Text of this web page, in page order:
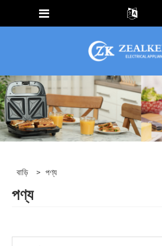
বাড়ি > পণ্য
পণ্য